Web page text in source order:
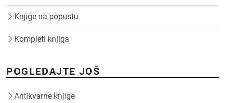
Knjige na popustu
Kompleti knjiga
POGLEDAJTE JOŠ
Antikvarne knjige